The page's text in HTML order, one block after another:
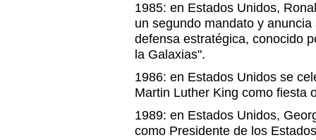
1985: en Estados Unidos,
un segundo mandato y
defensa estratégica, conocido
la Galaxias".
1986: en Estados Unidos se
Martin Luther King como fiesta
1989: en Estados Unidos,
como Presidente de los